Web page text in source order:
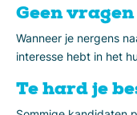
Geen
Wanneer je nergens
interesse hebt in het
Te hard je